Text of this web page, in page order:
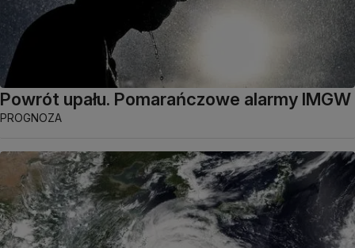
Powrót upału. Pomarańczowe alarmy IMGW
PROGNOZA